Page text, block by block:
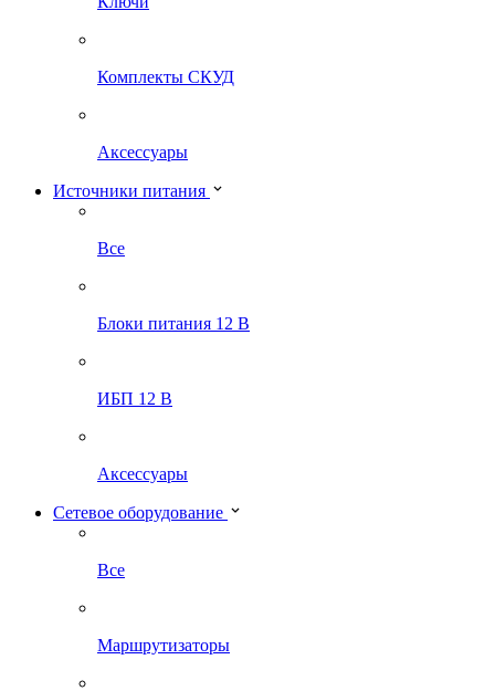
Комплекты СКУД
Аксессуары
Источники питания
Все
Блоки питания 12 В
ИБП 12 В
Аксессуары
Сетевое оборудование
Все
Маршрутизаторы